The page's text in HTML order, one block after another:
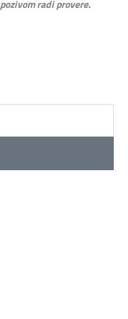
radi provere.